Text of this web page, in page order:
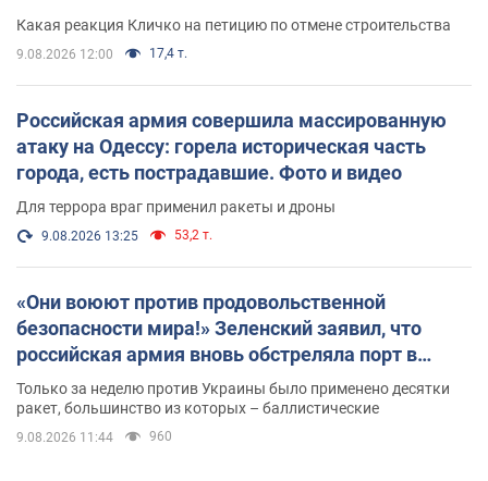
Какая реакция Кличко на петицию по отмене строительства
9.08.2026 12:00 17,4 т.
Российская армия совершила массированную
атаку на Одессу: горела историческая часть
города, есть пострадавшие. Фото и видео
Для террора враг применил ракеты и дроны
9.08.2026 13:25 53,2 т.
«Они воюют против продовольственной
безопасности мира!» Зеленский заявил, что
российская армия вновь обстреляла порт в
Одессе
Только за неделю против Украины было применено десятки
ракет, большинство из которых – баллистические
9.08.2026 11:44 960